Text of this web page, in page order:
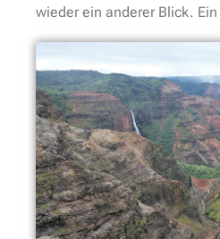
wieder ein anderer Blick.